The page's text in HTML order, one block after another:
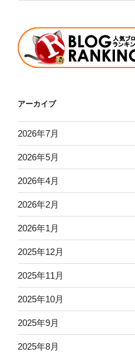
アーカイブ
2026年7月
2026年5月
2026年4月
2026年2月
2026年1月
2025年12月
2025年11月
2025年10月
2025年9月
2025年8月